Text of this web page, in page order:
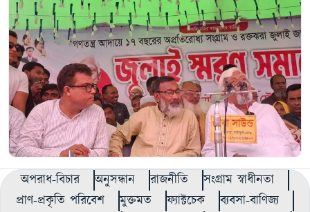
অপরাধ-বিচার অনুসন্ধান রাজনীতি
সংগ্রাম স্বাধীনতা
প্রাণ-প্রকৃতি পরিবেশ
মুক্তমত ফ্যাক্টচেক
ব্যবসা-বাণিজ্য